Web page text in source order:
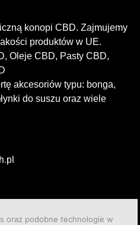
konopi CBD. Zajmujemy
produktów w UE.
Oleje CBD, Pasty CBD,
akcesoriów typu: bonga,
do suszu oraz wiele
oraz podobne technologie w